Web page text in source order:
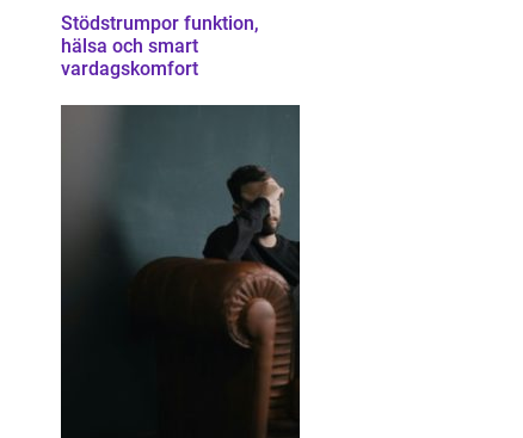
Stödstrumpor funktion,
hälsa och smart
vardagskomfort